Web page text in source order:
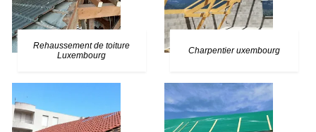
Rehaussement de toiture
Luxembourg
Charpentier uxembourg